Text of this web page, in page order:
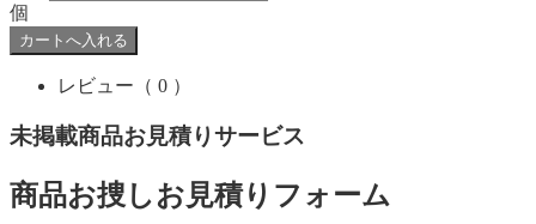
個
レビュー （ 0 ）
未掲載商品お見積りサービス
商品お捜しお見積りフォーム